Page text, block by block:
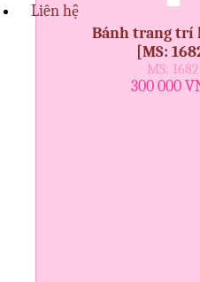
Liên hệ
Bánh trang trí
[MS:
MS: 1682
300 000